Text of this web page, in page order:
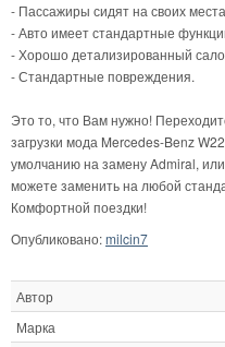
- Пассажиры сидят на своих
- Авто имеет стандартные
- Хорошо детализированный
- Стандартные повреждения.
Это то, что Вам нужно!
загрузки мода Mercedes-Benz
умолчанию на замену Admiral,
можете заменить на любой
Комфортной поездки!
Опубликовано:milcin7
Автор
Марка